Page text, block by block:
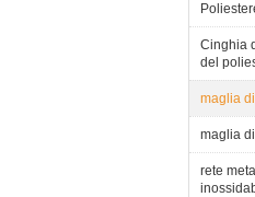
Cinghia
del
maglia
maglia
rete